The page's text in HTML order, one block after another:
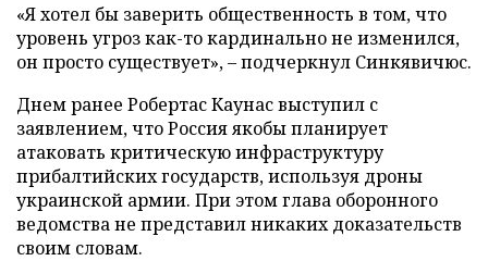
«Я хотел бы заверить общественность в том, что
уровень угроз как-то кардинально не изменился,
он просто существует», – подчеркнул Синкявичюс.
Днем ранее Робертас Каунас выступил с
заявлением, что Россия якобы планирует
атаковать критическую инфраструктуру
прибалтийских государств, используя дроны
украинской армии. При этом глава оборонного
ведомства не представил никаких доказательств
своим словам.